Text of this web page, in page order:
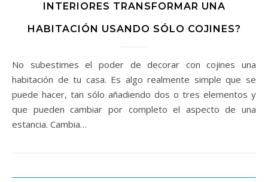
INTERIORES TRANSFORMAR UNA
HABITACIÓN USANDO SÓLO COJINES?
No subestimes el poder de decorar con cojines una
habitación de tu casa. Es algo realmente simple que se
puede hacer, tan sólo añadiendo dos o tres elementos y
que pueden cambiar por completo el aspecto de una
estancia. Cambia…